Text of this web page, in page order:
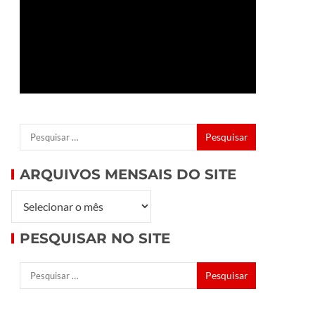
ARQUIVOS MENSAIS DO SITE
PESQUISAR NO SITE